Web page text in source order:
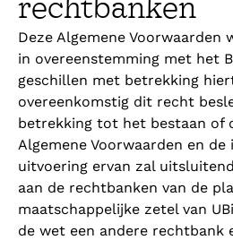
rechtbanken
Deze Algemene
in overeenstemming met het
geschillen met betrekking
overeenkomstig dit recht
betrekking tot het bestaan of
Algemene Voorwaarden en
uitvoering ervan zal
aan de rechtbanken van de
maatschappelijke zetel van
de wet een andere rechtbank